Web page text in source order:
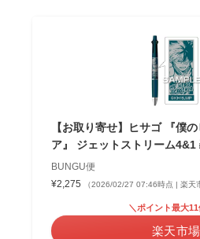
【お取り寄せ】ヒサゴ 『僕
ア』 ジェットストリーム4&1
BUNGU便
¥2,275
（2026/02/27 07:46時点 | 楽天
＼ポイント最大11
楽天市場